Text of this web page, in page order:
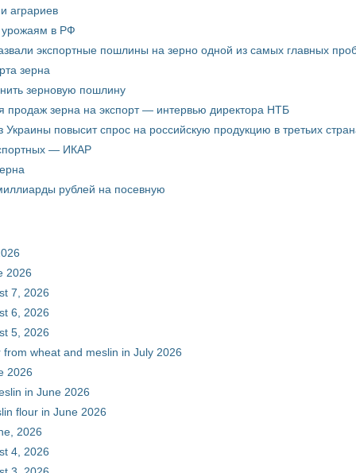
аграриев
урожаям в РФ
экспортные пошлины на зерно одной из самых главных
зерна
зерновую пошлину
продаж зерна на экспорт — интервью директора НТБ
Украины повысит спрос на российскую продукцию в третьих
— ИКАР
рублей на посевную
2026
7, 2026
6, 2026
5, 2026
wheat and meslin in July 2026
2026
in June 2026
flour in June 2026
2026
4, 2026